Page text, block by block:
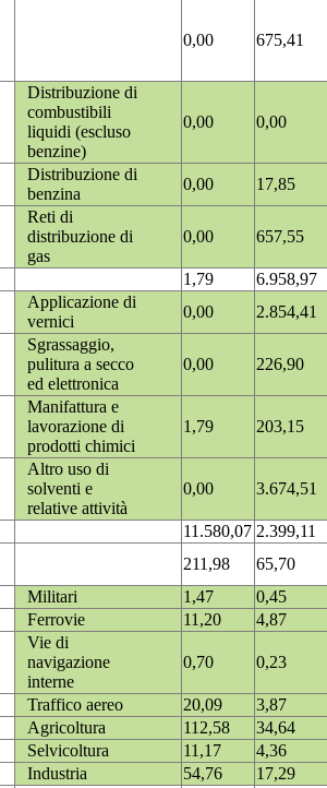
0,00 675,41
Distribuzione di
combustibili
liquidi (escluso
benzine)
0,00 0,00
Distribuzione di
benzina
0,00
17,85
Reti di
distribuzione di
gas
0,00 657,55
1,79
6.958,97
Applicazione di
vernici
0,00
2.854,41
Sgrassaggio,
pulitura a secco
ed elettronica
0,00 226,90
Manifattura e
lavorazione di
prodotti chimici
1,79 203,15
Altro uso di
solventi e
relative attività
0,00 3.674,51
11.580,07 2.399,11
211,98
65,70
Militari
1,47
0,45
Ferrovie
11,20
4,87
Vie di
navigazione
interne
0,70 0,23
Traffico aereo 20,09
3,87
Agricoltura
112,58
34,64
Selvicoltura
11,17
4,36
Industria
54,76
17,29